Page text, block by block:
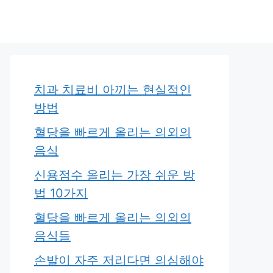
치과 치료비 아끼는 현실적인
방법
혈당을 빠르게 올리는 의외의
음식
신용점수 올리는 가장 쉬운 방
법 10가지
혈당을 빠르게 올리는 의외의
음식들
손발이 자주 저리다면 의심해야